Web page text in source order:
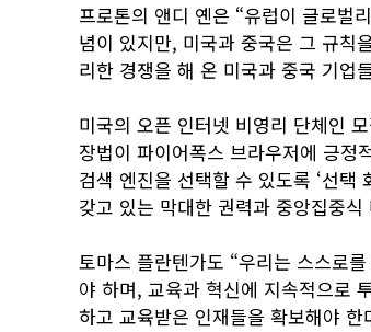
프로톤의 앤디 옌은 “유럽이 글로벌
념이 있지만, 미국과 중국은 그 규칙
리한 경쟁을 해 온 미국과 중국 기업
미국의 오픈 인터넷 비영리 단체인
장법이 파이어폭스 브라우저에 긍정
검색 엔진을 선택할 수 있도록 ‘선택
갖고 있는 막대한 권력과 중앙집중
토마스 플란텐가도 “우리는 스스로
야 하며, 교육과 혁신에 지속적으로
하고 교육받은 인재들을 확보해야 한